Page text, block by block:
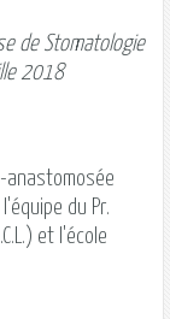
de Stomatologie
2018
du Pr.
et l'école